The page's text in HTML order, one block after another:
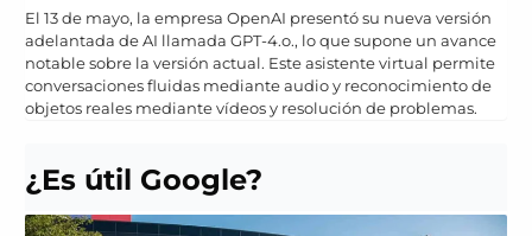
El 13 de mayo, la empresa OpenAI presentó su nueva versión
adelantada de AI llamada GPT-4.o., lo que supone un avance
notable sobre la versión actual. Este asistente virtual permite
conversaciones fluidas mediante audio y reconocimiento de
objetos reales mediante vídeos y resolución de problemas.
¿Es útil Google?